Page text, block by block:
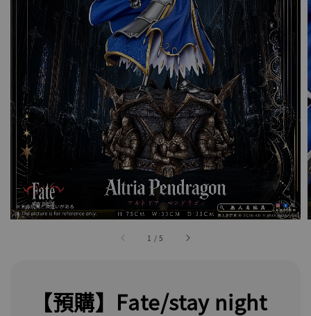
1 /5
【預購】Fate/stay night